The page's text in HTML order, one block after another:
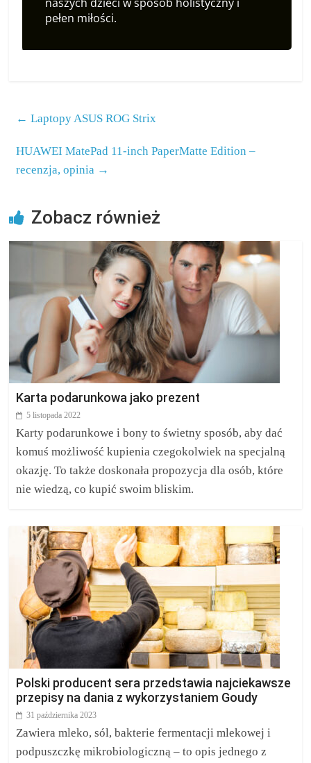
pełen miłości.
← Laptopy ASUS ROG Strix
HUAWEI MatePad 11-inch PaperMatte Edition –
recenzja, opinia →
Zobacz również
Karta podarunkowa jako prezent
5 listopada 2022
Karty podarunkowe i bony to świetny sposób, aby dać
komuś możliwość kupienia czegokolwiek na specjalną
okazję. To także doskonała propozycja dla osób, które
nie wiedzą, co kupić swoim bliskim.
Polski producent sera przedstawia najciekawsze
przepisy na dania z wykorzystaniem Goudy
31 października 2023
Zawiera mleko, sól, bakterie fermentacji mlekowej i
podpuszczkę mikrobiologiczną – to opis jednego z